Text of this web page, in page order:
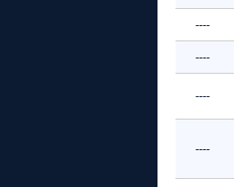
----
----
----
----